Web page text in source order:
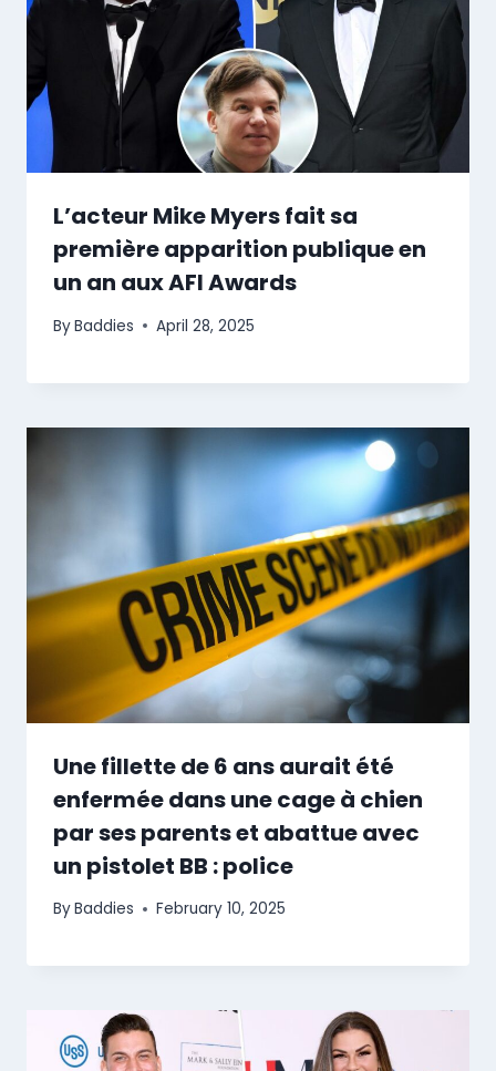
L’acteur Mike Myers fait sa
première apparition publique en
un an aux AFI Awards
ByBaddies April 28, 2025
Une fillette de 6 ans aurait été
enfermée dans une cage à chien
par ses parents et abattue avec
un pistolet BB : police
ByBaddies February 10, 2025